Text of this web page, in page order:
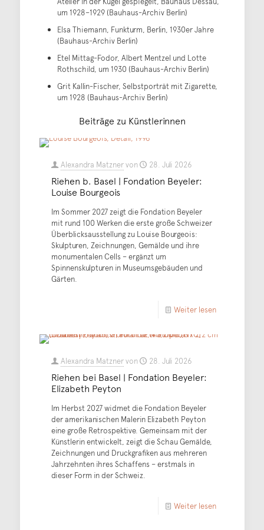
um 1928–1929 (Bauhaus-Archiv Berlin)
Elsa Thiemann, Funkturm, Berlin, 1930er Jahre
(Bauhaus-Archiv Berlin)
Etel Mittag-Fodor, Albert Mentzel und Lotte
Rothschild, um 1930 (Bauhaus-Archiv Berlin)
Grit Kallin-Fischer, Selbstporträt mit Zigarette,
um 1928 (Bauhaus-Archiv Berlin)
Beiträge zu Künstlerinnen
Alexandra Matznervon 28. Juli 2026
Riehen b. Basel | Fondation Beyeler:
Louise Bourgeois
Im Sommer 2027 zeigt die Fondation Beyeler
mit rund 100 Werken die erste große Schweizer
Überblicksausstellung zu Louise Bourgeois:
Skulpturen, Zeichnungen, Gemälde und ihre
monumentalen Cells – ergänzt um
Spinnenskulpturen in Museumsgebäuden und
Gärten.
Weiter lesen
Alexandra Matznervon 28. Juli 2026
Riehen bei Basel | Fondation Beyeler:
Elizabeth Peyton
Im Herbst 2027 widmet die Fondation Beyeler
der amerikanischen Malerin Elizabeth Peyton
eine große Retrospektive. Gemeinsam mit der
Künstlerin entwickelt, zeigt die Schau Gemälde,
Zeichnungen und Druckgrafiken aus mehreren
Jahrzehnten ihres Schaffens – erstmals in
dieser Form in der Schweiz.
Weiter lesen